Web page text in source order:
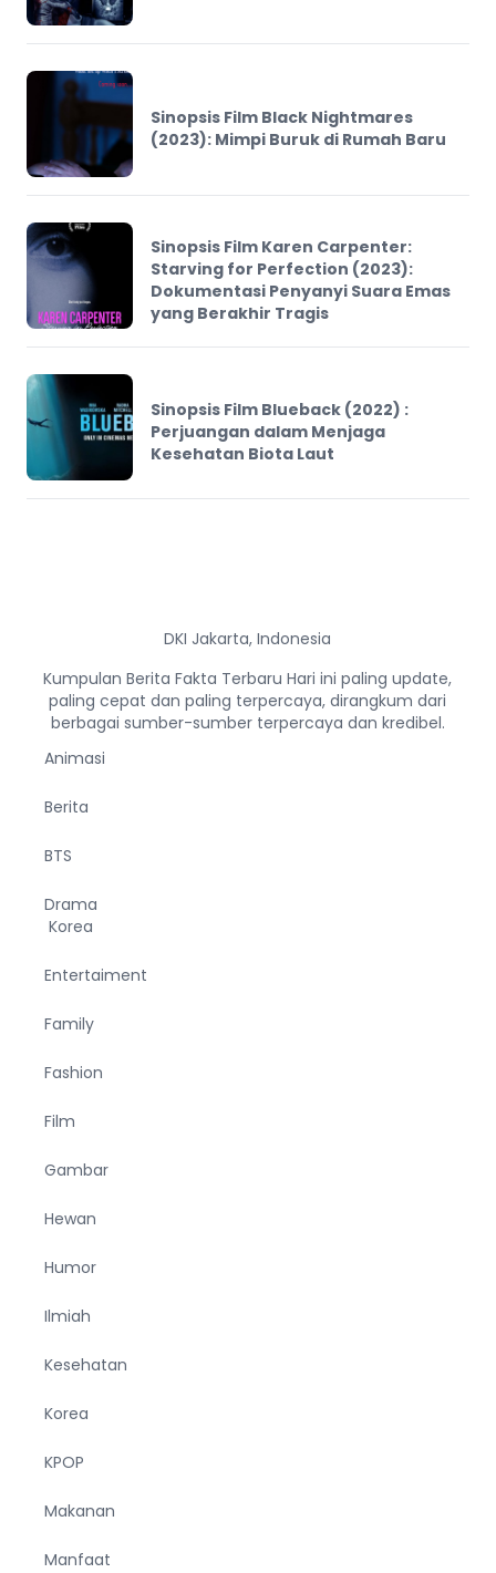
Sinopsis Film Black Nightmares
(2023): Mimpi Buruk di Rumah Baru
Sinopsis Film Karen Carpenter:
Starving for Perfection (2023):
Dokumentasi Penyanyi Suara Emas
yang Berakhir Tragis
Sinopsis Film Blueback (2022) :
Perjuangan dalam Menjaga
Kesehatan Biota Laut
DKI Jakarta, Indonesia
Kumpulan Berita Fakta Terbaru Hari ini paling update,
paling cepat dan paling terpercaya, dirangkum dari
berbagai sumber-sumber terpercaya dan kredibel.
Animasi
Berita
BTS
Drama
Korea
Entertaiment
Family
Fashion
Film
Gambar
Hewan
Humor
Ilmiah
Kesehatan
Korea
KPOP
Makanan
Manfaat